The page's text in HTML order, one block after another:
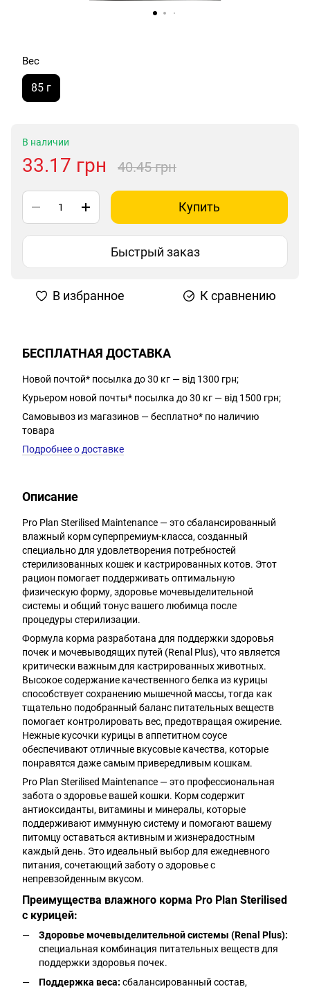
Вес
85 г
В наличии
33.17 грн 40.45 грн
Купить
Быстрый заказ
В избранное К сравнению
БЕСПЛАТНАЯ ДОСТАВКА
Новой почтой* посылка до 30 кг — від 1300 грн;
Курьером новой почты* посылка до 30 кг — від 1500 грн;
Самовывоз из магазинов — бесплатно* по наличию
товара
Подробнее о доставке
Описание
Pro Plan Sterilised Maintenance — это сбалансированный
влажный корм суперпремиум-класса, созданный
специально для удовлетворения потребностей
стерилизованных кошек и кастрированных котов. Этот
рацион помогает поддерживать оптимальную
физическую форму, здоровье мочевыделительной
системы и общий тонус вашего любимца после
процедуры стерилизации.
Формула корма разработана для поддержки здоровья
почек и мочевыводящих путей (Renal Plus), что является
критически важным для кастрированных животных.
Высокое содержание качественного белка из курицы
способствует сохранению мышечной массы, тогда как
тщательно подобранный баланс питательных веществ
помогает контролировать вес, предотвращая ожирение.
Нежные кусочки курицы в аппетитном соусе
обеспечивают отличные вкусовые качества, которые
понравятся даже самым привередливым кошкам.
Pro Plan Sterilised Maintenance — это профессиональная
забота о здоровье вашей кошки. Корм содержит
антиоксиданты, витамины и минералы, которые
поддерживают иммунную систему и помогают вашему
питомцу оставаться активным и жизнерадостным
каждый день. Это идеальный выбор для ежедневного
питания, сочетающий заботу о здоровье с
непревзойденным вкусом.
Преимущества влажного корма Pro Plan Sterilised
с курицей:
Здоровье мочевыделительной системы (Renal Plus):
специальная комбинация питательных веществ для
поддержки здоровья почек.
Поддержка веса: сбалансированный состав,